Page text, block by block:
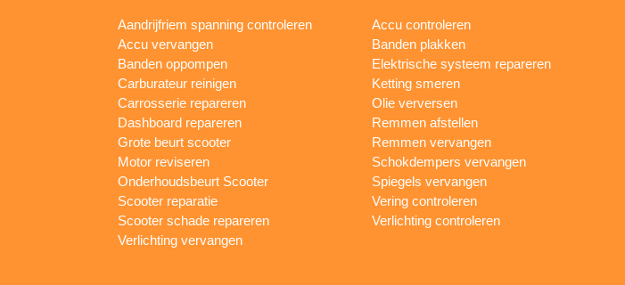
Aandrijfriem spanning controleren
Accu vervangen
Banden oppompen
Carburateur reinigen
Carrosserie repareren
Dashboard repareren
Grote beurt scooter
Motor reviseren
Onderhoudsbeurt Scooter
Scooter reparatie
Scooter schade repareren
Verlichting vervangen
Accu controleren
Banden plakken
Elektrische systeem repareren
Ketting smeren
Olie verversen
Remmen afstellen
Remmen vervangen
Schokdempers vervangen
Spiegels vervangen
Vering controleren
Verlichting controleren